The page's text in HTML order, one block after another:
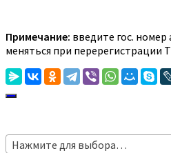
Примечание: введите гос.
меняться при перерегистрации
Нажмите для выбора…